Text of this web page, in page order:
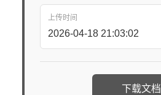
上传时间
2026-04-18 21:03:02
下载文档